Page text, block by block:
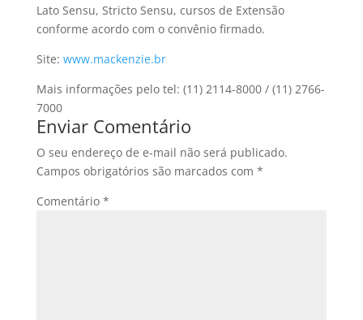
Lato Sensu, Stricto Sensu, cursos de Extensão
conforme acordo com o convênio firmado.
Site: www.mackenzie.br
Mais informações pelo tel: (11) 2114-8000 / (11) 2766-
7000
Enviar Comentário
O seu endereço de e-mail não será publicado.
Campos obrigatórios são marcados com *
Comentário *